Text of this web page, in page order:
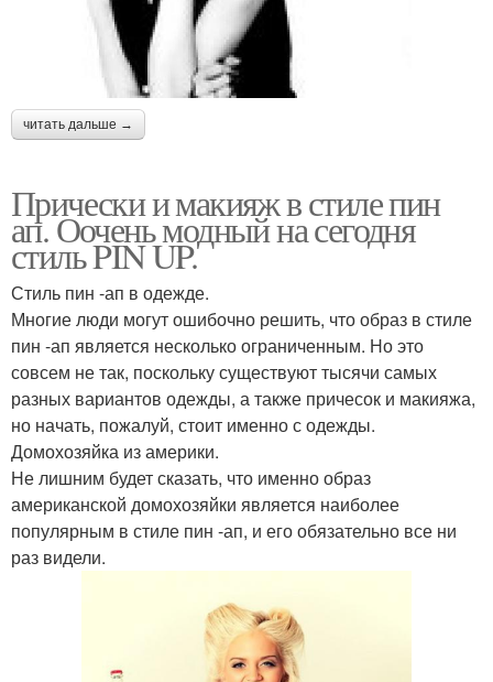
читать дальше →
Прически и макияж в стиле пин
ап. Оочень модный на сегодня
стиль PIN UP.
Стиль пин -ап в одежде.
Многие люди могут ошибочно решить, что образ в стиле
пин -ап является несколько ограниченным. Но это
совсем не так, поскольку существуют тысячи самых
разных вариантов одежды, а также причесок и макияжа,
но начать, пожалуй, стоит именно с одежды.
Домохозяйка из америки.
Не лишним будет сказать, что именно образ
американской домохозяйки является наиболее
популярным в стиле пин -ап, и его обязательно все ни
раз видели.